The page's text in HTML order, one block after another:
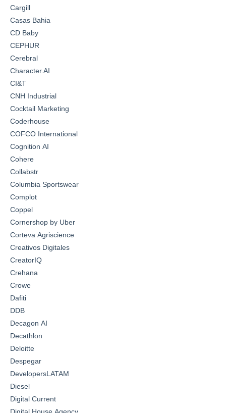
Cargill
Casas Bahia
CD Baby
CEPHUR
Cerebral
Character.AI
CI&T
CNH Industrial
Cocktail Marketing
Coderhouse
COFCO International
Cognition AI
Cohere
Collabstr
Columbia Sportswear
Complot
Coppel
Cornershop by Uber
Corteva Agriscience
Creativos Digitales
CreatorIQ
Crehana
Crowe
Dafiti
DDB
Decagon AI
Decathlon
Deloitte
Despegar
DevelopersLATAM
Diesel
Digital Current